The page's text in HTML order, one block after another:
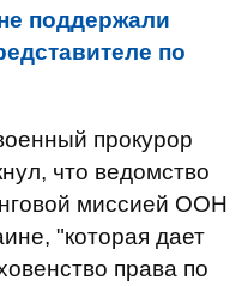
поддержали
по
прокурор
что ведомство
миссией ООН
"которая дает
права по